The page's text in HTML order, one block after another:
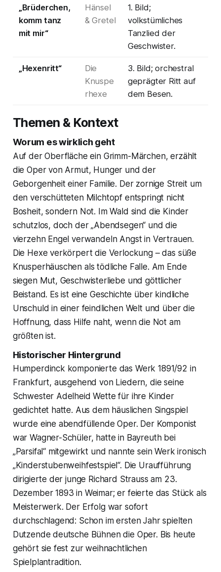
„Brüderchen,
komm tanz
mit mir“
Hänsel
& Gretel
1. Bild;
volkstümliches
Tanzlied der
Geschwister.
„Hexenritt“
Die
Knuspe
rhexe
3. Bild; orchestral
geprägter Ritt auf
dem Besen.
Themen & Kontext
Worum es wirklich geht
Auf der Oberfläche ein Grimm-Märchen, erzählt
die Oper von Armut, Hunger und der
Geborgenheit einer Familie. Der zornige Streit um
den verschütteten Milchtopf entspringt nicht
Bosheit, sondern Not. Im Wald sind die Kinder
schutzlos, doch der „Abendsegen“ und die
vierzehn Engel verwandeln Angst in Vertrauen.
Die Hexe verkörpert die Verlockung – das süße
Knusperhäuschen als tödliche Falle. Am Ende
siegen Mut, Geschwisterliebe und göttlicher
Beistand. Es ist eine Geschichte über kindliche
Unschuld in einer feindlichen Welt und über die
Hoffnung, dass Hilfe naht, wenn die Not am
größten ist.
Historischer Hintergrund
Humperdinck komponierte das Werk 1891/92 in
Frankfurt, ausgehend von Liedern, die seine
Schwester Adelheid Wette für ihre Kinder
gedichtet hatte. Aus dem häuslichen Singspiel
wurde eine abendfüllende Oper. Der Komponist
war Wagner-Schüler, hatte in Bayreuth bei
„Parsifal“ mitgewirkt und nannte sein Werk ironisch
„Kinderstubenweihfestspiel“. Die Uraufführung
dirigierte der junge Richard Strauss am 23.
Dezember 1893 in Weimar; er feierte das Stück als
Meisterwerk. Der Erfolg war sofort
durchschlagend: Schon im ersten Jahr spielten
Dutzende deutsche Bühnen die Oper. Bis heute
gehört sie fest zur weihnachtlichen
Spielplantradition.